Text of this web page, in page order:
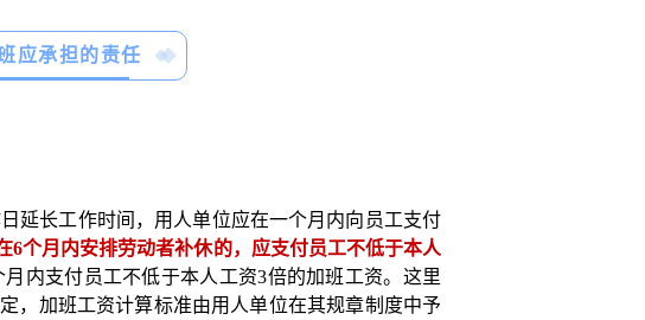
应承担的责任
延长工作时间，用人单位应在一个月内向员工支付
6个月内安排劳动者补休的，应支付员工不低于本人
内支付员工不低于本人工资3倍的加班工资。这里
， 加班工资计算标准由用人单位在其规章制度中予